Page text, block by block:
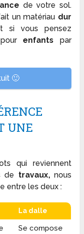
de votre sol.
un matériau dur
si vous pensez
enfants par
🙂
UNE
qui reviennent
de travaux,nous
entre les deux :
La dalle
Se compose